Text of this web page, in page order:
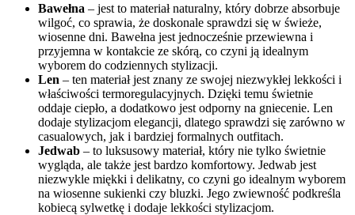
Bawełna – jest to materiał naturalny, który dobrze absorbuje
wilgoć, co sprawia, że doskonale sprawdzi się w świeże,
wiosenne dni. Bawełna jest jednocześnie przewiewna i
przyjemna w kontakcie ze skórą, co czyni ją idealnym
wyborem do codziennych stylizacji.
Len – ten materiał jest znany ze swojej niezwykłej lekkości i
właściwości termoregulacyjnych. Dzięki temu świetnie
oddaje ciepło, a dodatkowo jest odporny na gniecenie. Len
dodaje stylizacjom elegancji, dlatego sprawdzi się zarówno w
casualowych, jak i bardziej formalnych outfitach.
Jedwab – to luksusowy materiał, który nie tylko świetnie
wygląda, ale także jest bardzo komfortowy. Jedwab jest
niezwykle miękki i delikatny, co czyni go idealnym wyborem
na wiosenne sukienki czy bluzki. Jego zwiewność podkreśla
kobiecą sylwetkę i dodaje lekkości stylizacjom.